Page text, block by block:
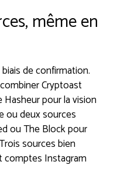
même en
de confirmation.
Cryptoast
pour la vision
ou deux sources
ou The Block pour
sources bien
comptes Instagram